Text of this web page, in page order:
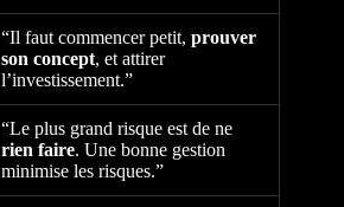
“Il faut commencer petit, prouver
son concept, et attirer
l’investissement.”
“Le plus grand risque est de ne
rien faire. Une bonne gestion
minimise les risques.”